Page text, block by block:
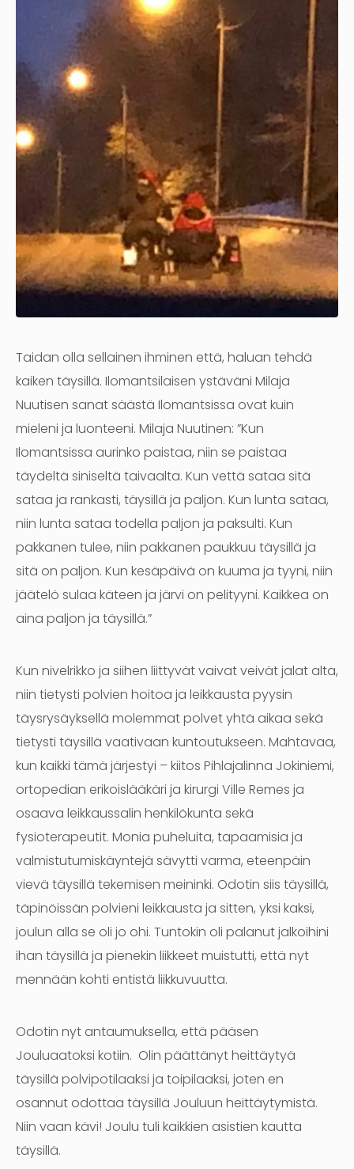
Taidan olla sellainen ihminen että, haluan tehdä
kaiken täysillä. Ilomantsilaisen ystäväni Milaja
Nuutisen sanat säästä Ilomantsissa ovat kuin
mieleni ja luonteeni. Milaja Nuutinen: ”Kun
Ilomantsissa aurinko paistaa, niin se paistaa
täydeltä siniseltä taivaalta. Kun vettä sataa sitä
sataa ja rankasti, täysillä ja paljon. Kun lunta sataa,
niin lunta sataa todella paljon ja paksulti. Kun
pakkanen tulee, niin pakkanen paukkuu täysillä ja
sitä on paljon. Kun kesäpäivä on kuuma ja tyyni, niin
jäätelö sulaa käteen ja järvi on pelityyni. Kaikkea on
aina paljon ja täysillä.”
Kun nivelrikko ja siihen liittyvät vaivat veivät jalat alta,
niin tietysti polvien hoitoa ja leikkausta pyysin
täysrysäyksellä molemmat polvet yhtä aikaa sekä
tietysti täysillä vaativaan kuntoutukseen. Mahtavaa,
kun kaikki tämä järjestyi – kiitos Pihlajalinna Jokiniemi,
ortopedian erikoislääkäri ja kirurgi Ville Remes ja
osaava leikkaussalin henkilökunta sekä
fysioterapeutit. Monia puheluita, tapaamisia ja
valmistutumiskäyntejä sävytti varma, eteenpäin
vievä täysillä tekemisen meininki. Odotin siis täysillä,
täpinöissän polvieni leikkausta ja sitten, yksi kaksi,
joulun alla se oli jo ohi. Tuntokin oli palanut jalkoihini
ihan täysillä ja pienekin liikkeet muistutti, että nyt
mennään kohti entistä liikkuvuutta.
Odotin nyt antaumuksella, että pääsen
Jouluaatoksi kotiin. Olin päättänyt heittäytyä
täysillä polvipotilaaksi ja toipilaaksi, joten en
osannut odottaa täysillä Jouluun heittäytymistä.
Niin vaan kävi! Joulu tuli kaikkien asistien kautta
täysillä.